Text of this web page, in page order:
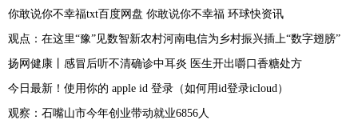
你敢说你不幸福txt百度网盘 你敢说你不幸福 环球快资讯
观点：在这里“豫”见数智新农村河南电信为乡村振兴插上“数字翅膀”
扬网健康丨感冒后听不清确诊中耳炎 医生开出嚼口香糖处方
今日最新！使用你的 apple id 登录（如何用id登录icloud）
观察：石嘴山市今年创业带动就业6856人